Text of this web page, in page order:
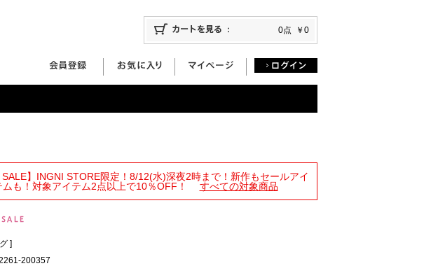
0点 ￥0
SALE】INGNI STORE限定！8/12(水)深夜2時まで！新作もセールアイ
ムも！対象アイテム2点以上で10％OFF！
すべての対象商品
]
200357